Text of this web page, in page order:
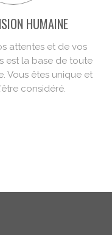
HUMAINE
attentes et de vos
est la base de toute
Vous êtes unique et
considéré.